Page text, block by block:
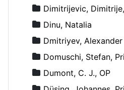
Dimitrijevic,
Dinu, Natalia
Dmitriyev, Alexander
Domuschi, Stefan,
Dumont, C. J., OP